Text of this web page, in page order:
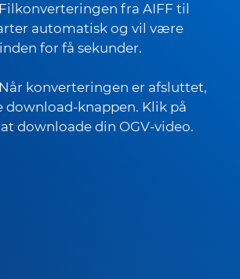
Filkonverteringen fra AIFF til
automatisk og vil være
for få sekunder.
Når konverteringen er afsluttet,
download-knappen. Klik på
downloade din OGV-video.